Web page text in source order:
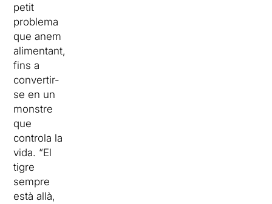
petit
problema
que anem
alimentant,
fins a
convertir-
se en un
monstre
que
controla la
vida. “El
tigre
sempre
està allà,